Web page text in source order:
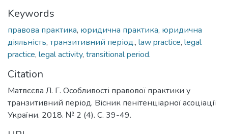
Keywords
правова практика, юридична практика, юридична
діяльність, транзитивний період., law practice, legal
practice, legal activity, transitional period.
Citation
Матвєєва Л. Г. Особливості правової практики у
транзитивний період. Вісник пенітенціарної асоціації
України. 2018. № 2 (4). С. 39-49.